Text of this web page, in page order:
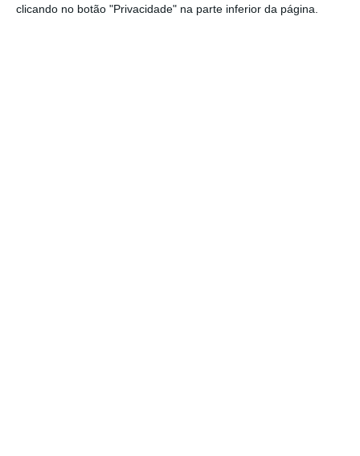
clicando no botão "Privacidade" na parte inferior da página.
de suspensão,os direitos, deveres e garantias